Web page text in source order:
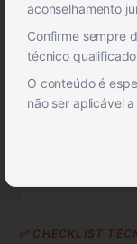
📋 CONTEXTO E
A obtenção de
As plantas
as
Consultar o
✅ CHECKLIST
aconselhamento
Confirme sempre
técnico
O conteúdo é
não ser aplicável